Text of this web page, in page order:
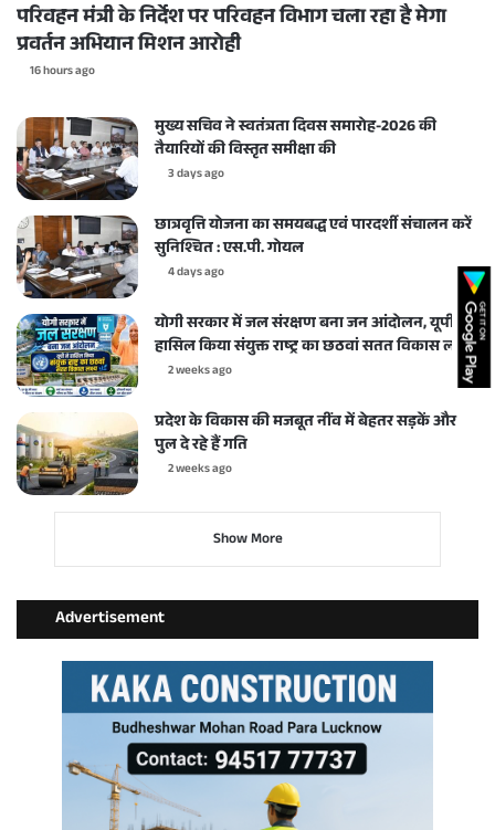
परिवहन मंत्री के निर्देश पर परिवहन विभाग चला रहा है मेगा
प्रवर्तन अभियान मिशन आरोही
16 hours ago
मुख्य सचिव ने स्वतंत्रता दिवस समारोह-2026 की
तैयारियों की विस्तृत समीक्षा की
3 days ago
छात्रवृत्ति योजना का समयबद्ध एवं पारदर्शी संचालन करें
सुनिश्चित : एस.पी. गोयल
4 days ago
योगी सरकार में जल संरक्षण बना जन आंदोलन, यूपी ने
हासिल किया संयुक्त राष्ट्र का छठवां सतत विकास लक्ष्य
2 weeks ago
प्रदेश के विकास की मजबूत नींव में बेहतर सड़कें और
पुल दे रहे हैं गति
2 weeks ago
Show More
Advertisement